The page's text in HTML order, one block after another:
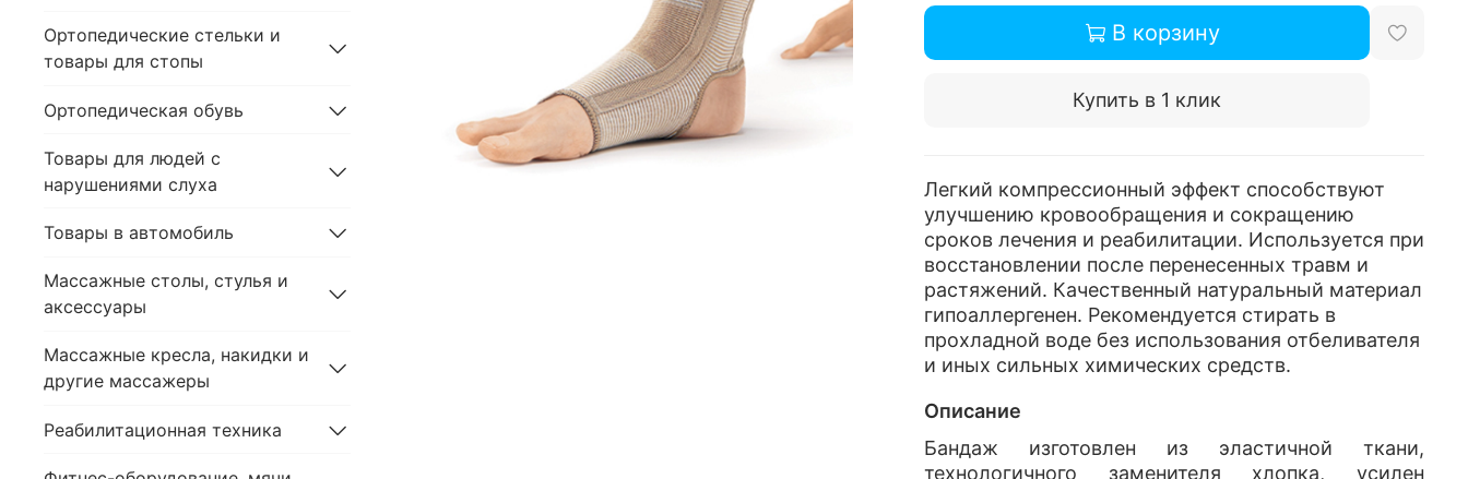
В корзину
Купить в 1 клик
Легкий компрессионный эффект способствуют
улучшению кровообращения и сокращению
сроков лечения и реабилитации. Используется при
восстановлении после перенесенных травм и
растяжений. Качественный натуральный материал
гипоаллергенен. Рекомендуется стирать в
прохладной воде без использования отбеливателя
и иных сильных химических средств.
Описание
Бандаж изготовлен из эластичной ткани,
технологичного заменителя хлопка, усилен
Ортопедические стельки и
товары для стопы
Ортопедическая обувь
Товары для людей с
нарушениями слуха
Товары в автомобиль
Массажные столы, стулья и
аксессуары
Массажные кресла, накидки и
другие массажеры
Реабилитационная техника